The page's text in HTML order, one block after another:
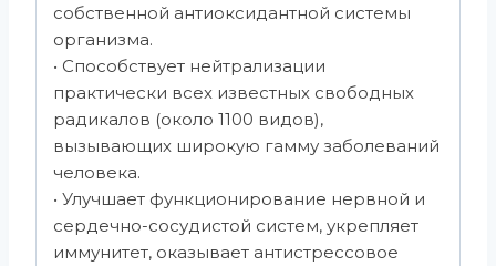
собственной антиоксидантной системы
организма.
• Способствует нейтрализации
практически всех известных свободных
радикалов (около 1100 видов),
вызывающих широкую гамму заболеваний
человека.
• Улучшает функционирование нервной и
сердечно-сосудистой систем, укрепляет
иммунитет, оказывает антистрессовое